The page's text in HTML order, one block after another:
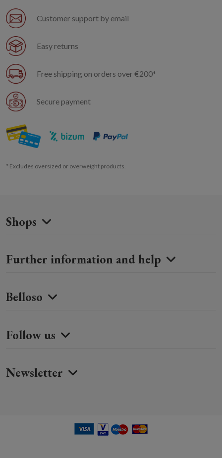
Customer support by email
Easy returns
Free shipping on orders over €200*
Secure payment
* Excludes oversized or overweight products.
Shops
Further information and help
Belloso
Follow us
Newsletter